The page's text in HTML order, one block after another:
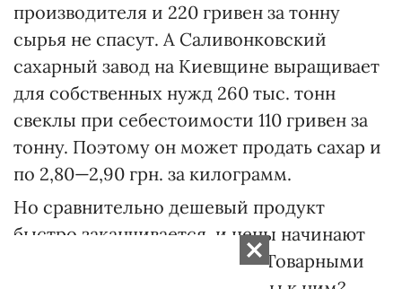
производителя и 220 гривен за тонну
сырья не спасут. А Саливонковский
сахарный завод на Киевщине выращивает
для собственных нужд 260 тыс. тонн
свеклы при себестоимости 110 гривен за
тонну. Поэтому он может продать сахар и
по 2,80—2,90 грн. за килограмм.
Но сравнительно дешевый продукт
быстро заканчивается, и цены начинают
галопировать. Как их сбить? Товарными